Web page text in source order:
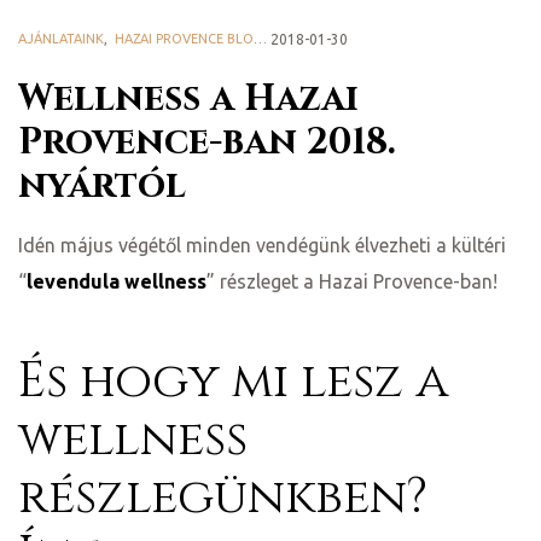
Wellness a Hazai
Provence-ban 2018.
nyártól
AJÁNLATAINK HAZAI PROVENCE BLOG 2018-01-30
Idén május végétől minden vendégünk élvezheti a kültéri
“levendula wellness” részleget a Hazai Provence-ban!
És hogy mi lesz a
wellness
részlegünkben?
2025